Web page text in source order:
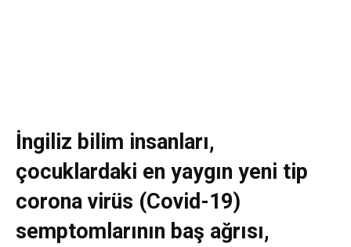
İngiliz bilim insanları,
çocuklardaki en yaygın yeni tip
corona virüs (Covid-19)
semptomlarının baş ağrısı,